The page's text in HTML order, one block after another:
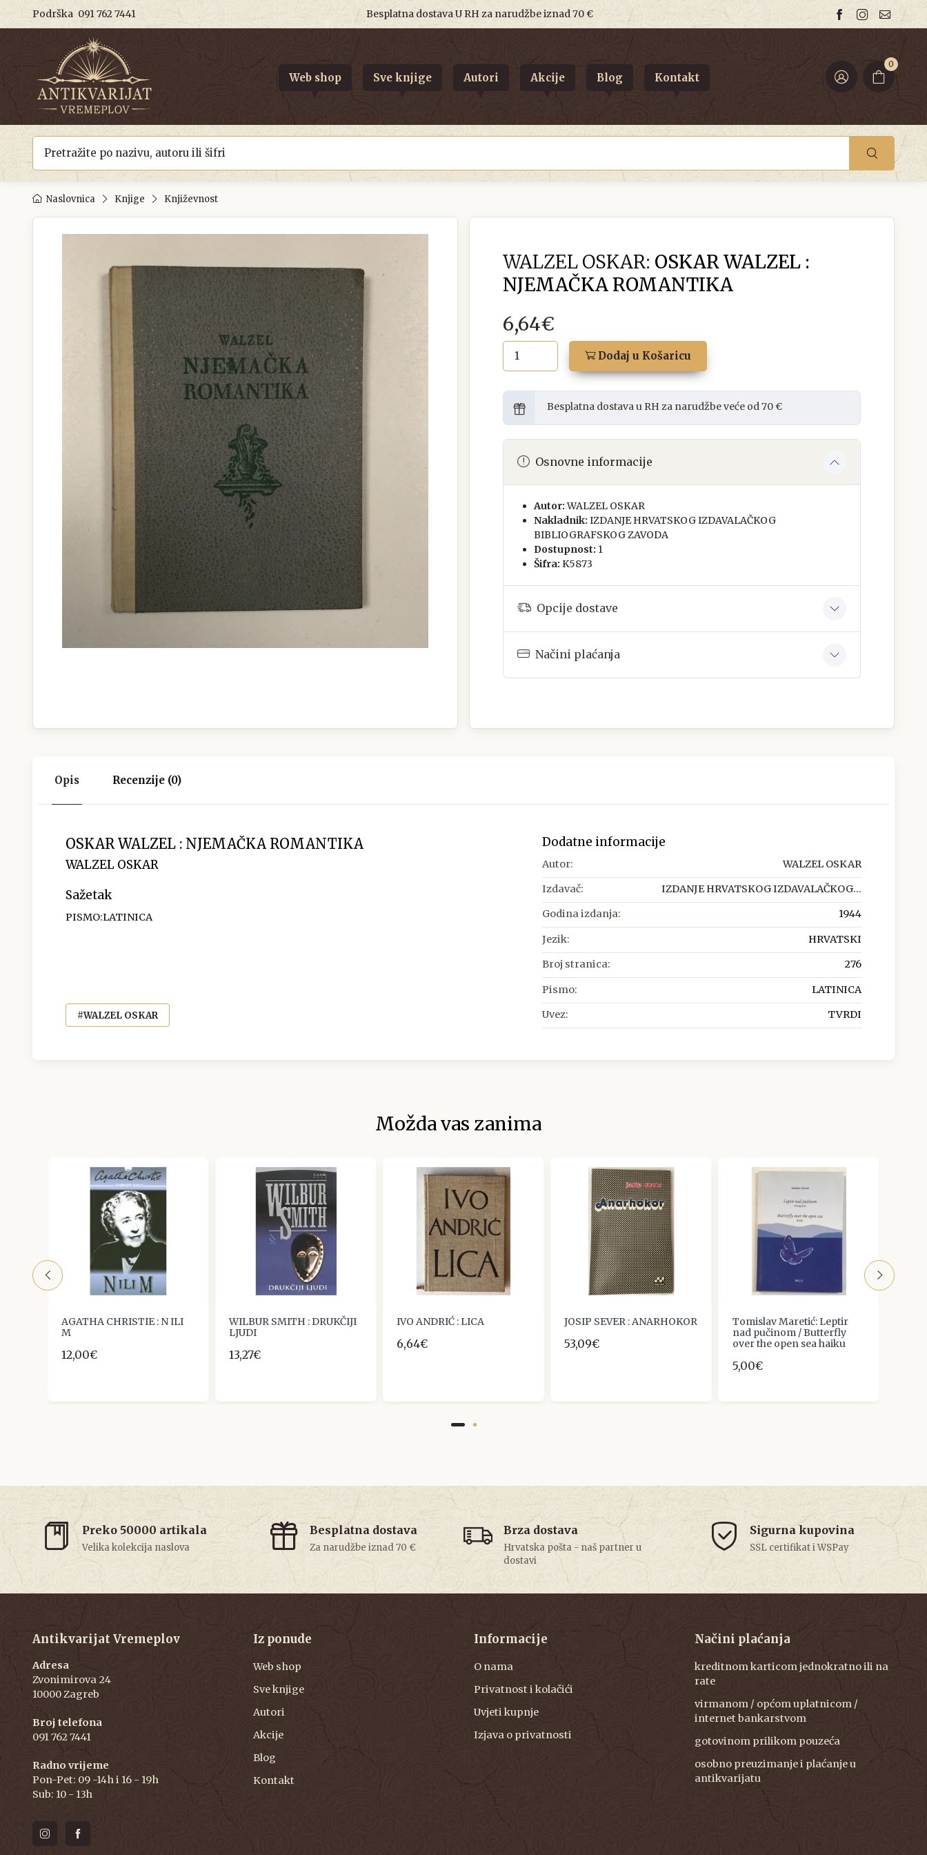
Podrška 091 762 7441 Besplatna dostava U RH za narudžbe iznad 70 €
0
Web shop Sve knjige Autori Akcije Blog Kontakt
Naslovnica Knjige Književnost
WALZEL OSKAR: OSKAR WALZEL :
NJEMAČKA ROMANTIKA
6,64€
Dodaj u Košaricu
Besplatna dostava u RH za narudžbe veće od 70 €
Osnovne informacije
Autor: WALZEL OSKAR
Nakladnik: IZDANJE HRVATSKOG IZDAVALAČKOG
BIBLIOGRAFSKOG ZAVODA
Dostupnost: 1
Šifra: K5873
Opcije dostave
Načini plaćanja
Opis Recenzije (0)
OSKAR WALZEL : NJEMAČKA ROMANTIKA
WALZEL OSKAR
Sažetak
PISMO:LATINICA
#WALZEL OSKAR
Dodatne informacije
Autor: WALZEL OSKAR
Izdavač: IZDANJE HRVATSKOG IZDAVALAČKOG...
Godina izdanja: 1944
Jezik: HRVATSKI
Broj stranica: 276
Pismo: LATINICA
Uvez: TVRDI
Možda vas zanima
AGATHA CHRISTIE : N ILI
M
12,00€
WILBUR SMITH : DRUKČIJI
LJUDI
13,27€
IVO ANDRIĆ : LICA
6,64€
JOSIP SEVER : ANARHOKOR
53,09€
Tomislav Maretić: Leptir
nad pučinom / Butterfly
over the open sea haiku
5,00€
Preko 50000 artikala
Velika kolekcija naslova
Besplatna dostava
Za narudžbe iznad 70 €
Brza dostava
Hrvatska pošta - naš partner u
dostavi
Sigurna kupovina
SSL certifikat i WSPay
Antikvarijat Vremeplov
Adresa
Zvonimirova 24
10000 Zagreb
Broj telefona
091 762 7441
Radno vrijeme
Pon-Pet: 09 -14h i 16 - 19h
Sub: 10 - 13h
Iz ponude
Web shop
Sve knjige
Autori
Akcije
Blog
Kontakt
Informacije
O nama
Privatnost i kolačići
Uvjeti kupnje
Izjava o privatnosti
Načini plaćanja
kreditnom karticom jednokratno ili na
rate
virmanom / općom uplatnicom /
internet bankarstvom
gotovinom prilikom pouzeća
osobno preuzimanje i plaćanje u
antikvarijatu